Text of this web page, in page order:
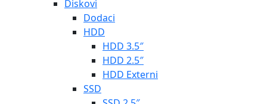
Diskovi
Dodaci
HDD
HDD 3.5″
HDD 2.5″
HDD Externi
SSD